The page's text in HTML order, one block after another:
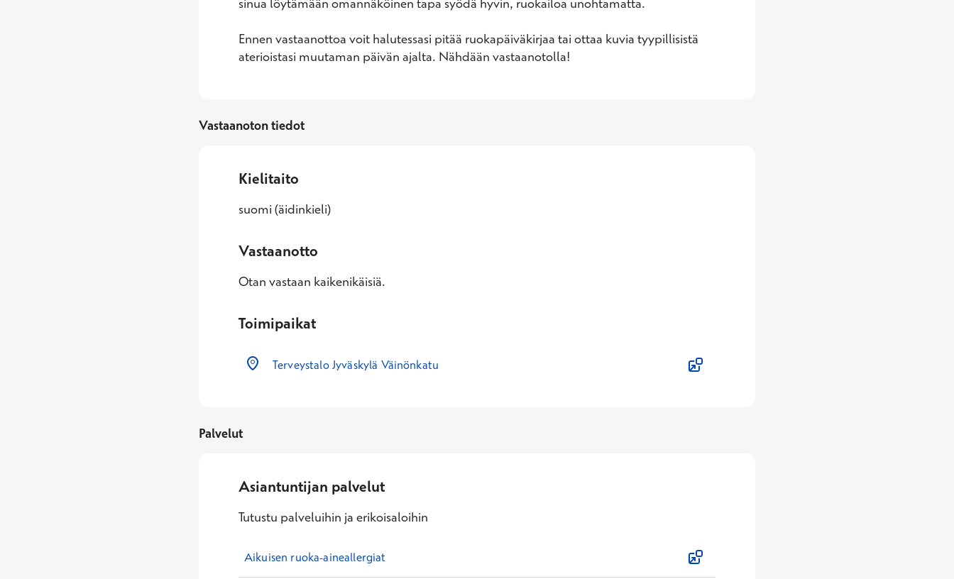
Ennen vastaanottoa voit halutessasi pitää ruokapäiväkirjaa tai ottaa kuvia tyypillisistä
aterioistasi muutaman päivän ajalta. Nähdään vastaanotolla!
Vastaanoton tiedot
Kielitaito
suomi (äidinkieli)
Vastaanotto
Otan vastaan kaikenikäisiä.
Toimipaikat
Terveystalo Jyväskylä Väinönkatu
Palvelut
Asiantuntijan palvelut
Tutustu palveluihin ja erikoisaloihin
Aikuisen ruoka-aineallergiat